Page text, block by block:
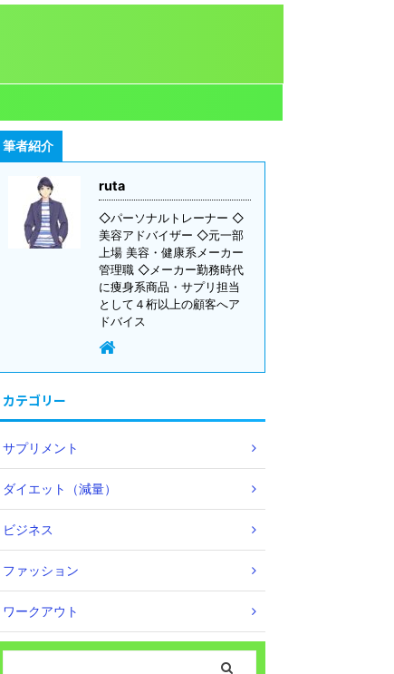
筆者紹介
ruta
◇パーソナルトレーナー ◇
美容アドバイザー ◇元一部
上場 美容・健康系メーカー
管理職 ◇メーカー勤務時代
に痩身系商品・サプリ担当
として４桁以上の顧客へア
ドバイス
カテゴリー
サプリメント
ダイエット（減量）
ビジネス
ファッション
ワークアウト